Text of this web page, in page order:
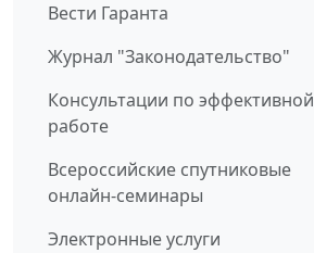
Вести Гаранта
Журнал "Законодательство"
Консультации по эффективной
работе
Всероссийские спутниковые
онлайн-семинары
Электронные услуги